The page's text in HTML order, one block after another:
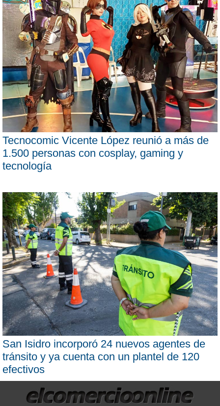
Tecnocomic Vicente López reunió a más de
1.500 personas con cosplay, gaming y
tecnología
San Isidro incorporó 24 nuevos agentes de
tránsito y ya cuenta con un plantel de 120
efectivos